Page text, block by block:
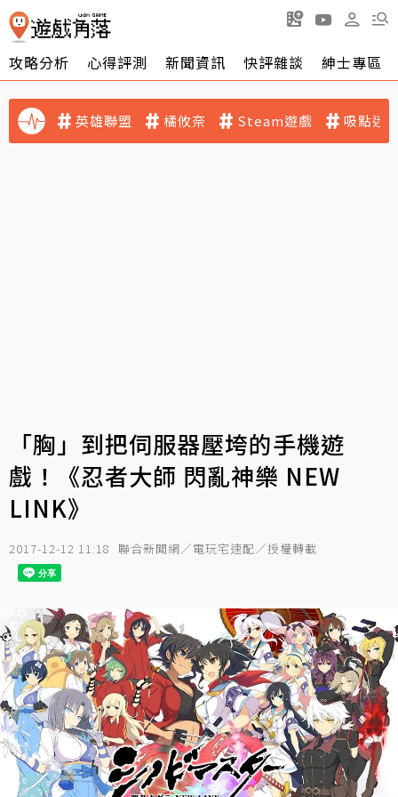
攻略分析 心得評測 新聞資訊 快評雜談 紳士專區
英雄聯盟 橘攸奈 Steam遊戲 吸點迷
「胸」到把伺服器壓垮的手機遊
戲！《忍者大師 閃亂神樂 NEW
LINK》
2017-12-12 11:18 聯合新聞網／電玩宅速配／授權轉載